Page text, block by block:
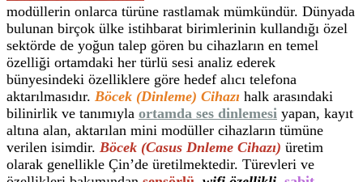
modüllerin onlarca türüne rastlamak mümkündür. Dünyada
bulunan birçok ülke istihbarat birimlerinin kullandığı özel
sektörde de yoğun talep gören bu cihazların en temel
özelliği ortamdaki her türlü sesi analiz ederek
bünyesindeki özelliklere göre hedef alıcı telefona
aktarılmasıdır. Böcek (Dinleme) Cihazı halk arasındaki
bilinirlik ve tanımıyla ortamda ses dinlemesi yapan, kayıt
altına alan, aktarılan mini modüller cihazların tümüne
verilen isimdir. Böcek (Casus Dnleme Cihazı) üretim
olarak genellikle Çin’de üretilmektedir. Türevleri ve